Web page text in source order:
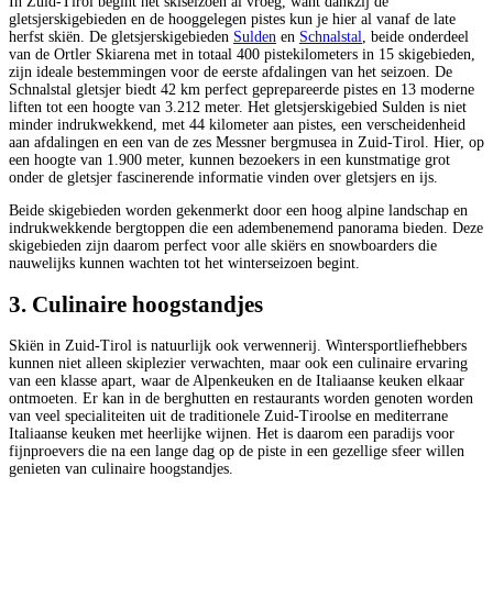
gletsjerskigebieden en de hooggelegen pistes kun je hier al vanaf de late
herfst skiën. De gletsjerskigebieden Sulden en Schnalstal , beide onderdeel
van de Ortler Skiarena met in totaal 400 pistekilometers in 15 skigebieden,
zijn ideale bestemmingen voor de eerste afdalingen van het seizoen. De
Schnalstal gletsjer biedt 42 km perfect geprepareerde pistes en 13 moderne
liften tot een hoogte van 3.212 meter. Het gletsjerskigebied Sulden is niet
minder indrukwekkend, met 44 kilometer aan pistes, een verscheidenheid
aan afdalingen en een van de zes Messner bergmusea in Zuid-Tirol. Hier, op
een hoogte van 1.900 meter, kunnen bezoekers in een kunstmatige grot
onder de gletsjer fascinerende informatie vinden over gletsjers en ijs.
Beide skigebieden worden gekenmerkt door een hoog alpine landschap en
indrukwekkende bergtoppen die een adembenemend panorama bieden. Deze
skigebieden zijn daarom perfect voor alle skiërs en snowboarders die
nauwelijks kunnen wachten tot het winterseizoen begint.
3. Culinaire hoogstandjes
Skiën in Zuid-Tirol is natuurlijk ook verwennerij. Wintersportliefhebbers
kunnen niet alleen skiplezier verwachten, maar ook een culinaire ervaring
van een klasse apart, waar de Alpenkeuken en de Italiaanse keuken elkaar
ontmoeten. Er kan in de berghutten en restaurants worden genoten worden
van veel specialiteiten uit de traditionele Zuid-Tiroolse en mediterrane
Italiaanse keuken met heerlijke wijnen. Het is daarom een paradijs voor
fijnproevers die na een lange dag op de piste in een gezellige sfeer willen
genieten van culinaire hoogstandjes.